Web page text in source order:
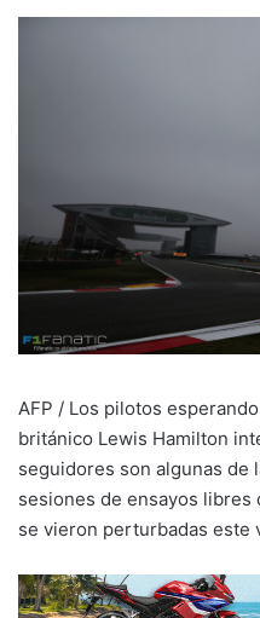
AFP / Los pilotos
británico Lewis Hamilton
seguidores son algunas de
sesiones de ensayos libres
se vieron perturbadas este